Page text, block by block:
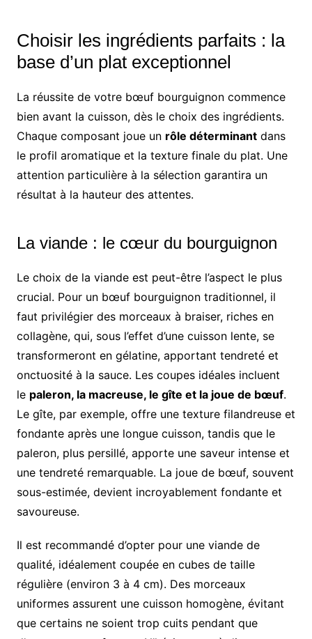
Choisir les ingrédients parfaits : la
base d’un plat exceptionnel
La réussite de votre bœuf bourguignon commence
bien avant la cuisson, dès le choix des ingrédients.
Chaque composant joue un rôle déterminantdans
le profil aromatique et la texture finale du plat. Une
attention particulière à la sélection garantira un
résultat à la hauteur des attentes.
La viande : le cœur du bourguignon
Le choix de la viande est peut-être l’aspect le plus
crucial. Pour un bœuf bourguignon traditionnel, il
faut privilégier des morceaux à braiser, riches en
collagène, qui, sous l’effet d’une cuisson lente, se
transformeront en gélatine, apportant tendreté et
onctuosité à la sauce. Les coupes idéales incluent
le paleron, la macreuse, le gîte et la joue de bœuf.
Le gîte, par exemple, offre une texture filandreuse et
fondante après une longue cuisson, tandis que le
paleron, plus persillé, apporte une saveur intense et
une tendreté remarquable. La joue de bœuf, souvent
sous-estimée, devient incroyablement fondante et
savoureuse.
Il est recommandé d’opter pour une viande de
qualité, idéalement coupée en cubes de taille
régulière (environ 3 à 4 cm). Des morceaux
uniformes assurent une cuisson homogène, évitant
que certains ne soient trop cuits pendant que